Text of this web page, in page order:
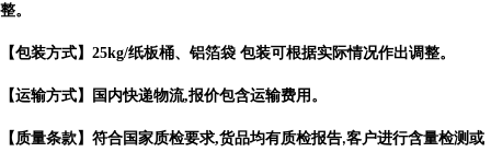
整。
【包装方式】 25kg/纸板桶、铝箔袋 包装可根据实际情况作出调整。
【运输方式】国内快递物流,报价包含运输费用。
【质量条款】符合国家质检要求,货品均有质检报告,客户进行含量检测或